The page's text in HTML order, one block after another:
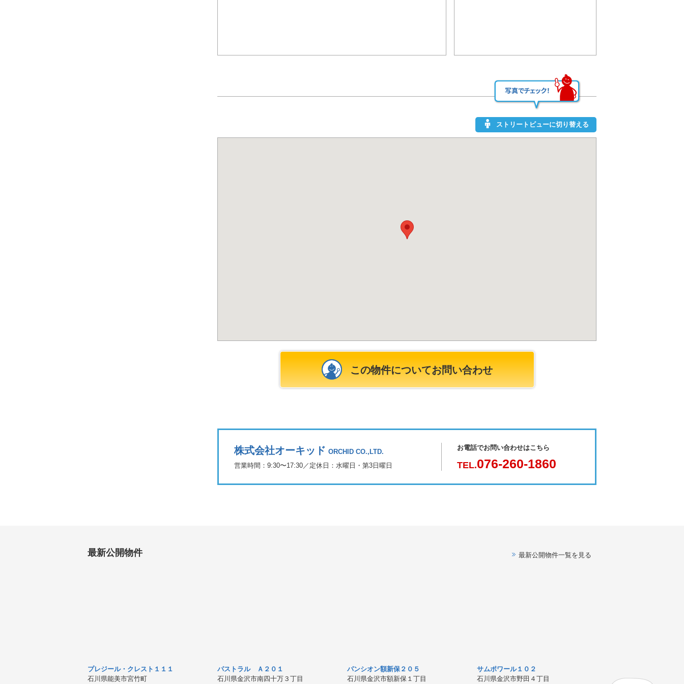
ストリートビューに切り替える
この物件についてお問い合わせ
株式会社オーキッド ORCHID CO.,LTD.
営業時間：9:30〜17:30／定休日：水曜日・第3日曜日
お電話でお問い合わせはこちら
TEL.076-260-1860
最新公開物件 最新公開物件一覧を見る
プレジール・クレスト１１１
石川県能美市宮竹町
パストラル Ａ２０１
石川県金沢市南四十万３丁目
パンシオン額新保２０５
石川県金沢市額新保１丁目
サムポワール１０２
石川県金沢市野田４丁目